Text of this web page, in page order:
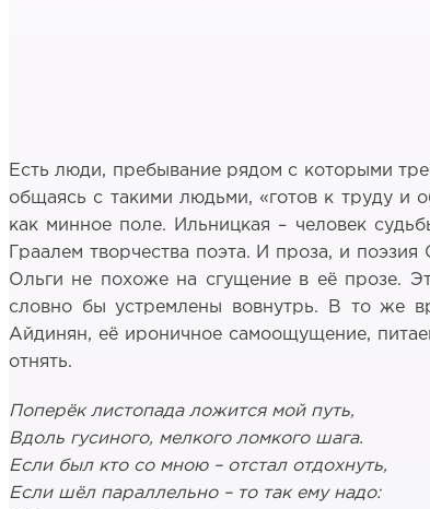
Есть люди, пребывание рядом с которыми
общаясь с такими людьми, «готов к труду и
как минное поле. Ильницкая – человек
Граалем творчества поэта. И проза, и
Ольги не похоже на сгущение в её прозе.
словно бы устремлены вовнутрь. В то же
Айдинян, её ироничное самоощущение,
отнять.
Поперёк листопада ложится мой путь,
Вдоль гусиного, мелкого ломкого шага.
Если был кто со мною – отстал отдохнуть,
Если шёл параллельно – то так ему надо: